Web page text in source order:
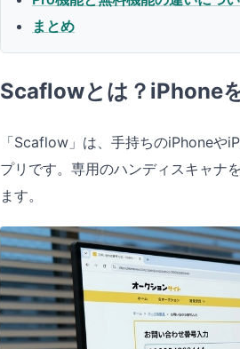
まとめ
Scaflowとは？iPhone
「Scaflow」は、手持ちのiPhoneや
プリです。専用のハンディスキャナ
ます。